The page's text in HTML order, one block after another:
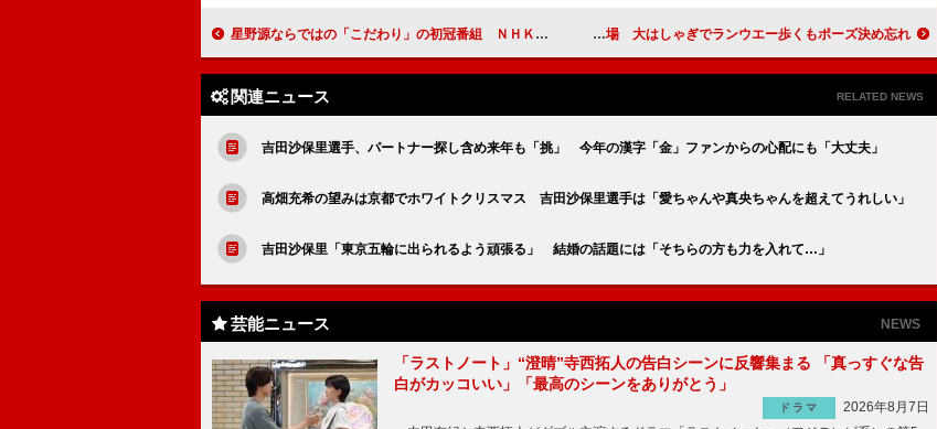
星野源ならではの「こだわり」の初冠番組 ＮＨＫ生放送「おげんさんといっしょ」“夫”役に高畑充希 菅田将暉、野村周平、竹内涼真らが「ＧｉｒｌｓＡｗａｒｄ」初登場 大はしゃぎでランウエー歩くもポーズ決め忘れ
関連ニュース RELATED NEWS
吉田沙保里選手、パートナー探し含め来年も「挑」 今年の漢字「金」ファンからの心配にも「大丈夫」
高畑充希の望みは京都でホワイトクリスマス 吉田沙保里選手は「愛ちゃんや真央ちゃんを超えてうれしい」
吉田沙保里「東京五輪に出られるよう頑張る」 結婚の話題には「そちらの方も力を入れて…」
芸能ニュース NEWS
「ラストノート」“澄晴”寺西拓人の告白シーンに反響集まる 「真っすぐな告
白がカッコいい」「最高のシーンをありがとう」
ドラマ
2026年8月7日